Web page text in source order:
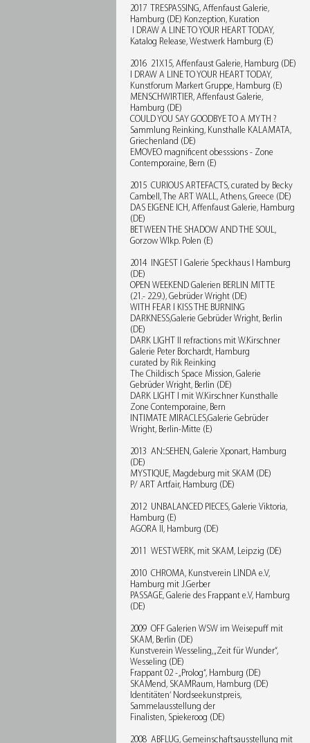
2017 TRESPASSING, Affenfaust Galerie,
Hamburg (DE) Konzeption, Kuration
I DRAW A LINE TO YOUR HEART TODAY,
Katalog Release, Westwerk Hamburg (E)
2016 21X15, Affenfaust Galerie, Hamburg (DE)
I DRAW A LINE TO YOUR HEART TODAY,
Kunstforum Markert Gruppe, Hamburg (E)
MENSCHWIRTIER, Affenfaust Galerie,
Hamburg (DE)
COULD YOU SAY GOODBYE TO A MYTH ?
Sammlung Reinking, Kunsthalle KALAMATA,
Griechenland (DE)
EMOVEO magnificent obesssions - Zone
Contemporaine, Bern (E)
2015 CURIOUS ARTEFACTS, curated by Becky
Cambell, The ART WALL, Athens, Greece (DE)
DAS EIGENE ICH, Affenfaust Galerie, Hamburg
(DE)
BETWEEN THE SHADOW AND THE SOUL,
Gorzow Wlkp. Polen (E)
2014 INGEST I Galerie Speckhaus I Hamburg
(DE)
OPEN WEEKEND Galerien BERLIN MITTE
(21.- 22.9.), Gebrüder Wright (DE)
WITH FEAR I KISS THE BURNING
DARKNESS,Galerie Gebrüder Wright, Berlin
(DE)
DARK LIGHT II refractions mit W.Kirschner
Galerie Peter Borchardt, Hamburg
curated by Rik Reinking
The Childisch Space Mission, Galerie
Gebrüder Wright, Berlin (DE)
DARK LIGHT I mit W.Kirschner Kunsthalle
Zone Contemporaine, Bern
INTIMATE MIRACLES,Galerie Gebrüder
Wright, Berlin-Mitte (E)
2013 AN::SEHEN, Galerie Xponart, Hamburg
(DE)
MYSTIQUE, Magdeburg mit SKAM (DE)
P/ ART Artfair, Hamburg (DE)
2012 UNBALANCED PIECES, Galerie Viktoria,
Hamburg (E)
AGORA II, Hamburg (DE)
2011 WESTWERK, mit SKAM, Leipzig (DE)
2010 CHROMA, Kunstverein LINDA e.V,
Hamburg mit J.Gerber
PASSAGE, Galerie des Frappant e.V, Hamburg
(DE)
2009 OFF Galerien WSW im Weisepuff mit
SKAM, Berlin (DE)
Kunstverein Wesseling, „Zeit für Wunder“,
Wesseling (DE)
Frappant 02 - „Prolog“, Hamburg (DE)
SKAMend, SKAMRaum, Hamburg (DE)
Identitäten‘ Nordseekunstpreis,
Sammelausstellung der
Finalisten, Spiekeroog (DE)
2008 ABFLUG, Gemeinschaftsausstellung mit